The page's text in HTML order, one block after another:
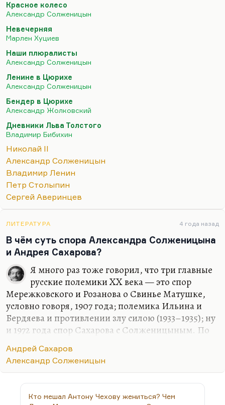
«Любите персонажей, иначе вы наживёте крупные
неприятности»
. Это не значит, что его надо
любить как человека и одобрять.
Солженицын любит Николая, потому что
Николай иллюстрирует его любимую мысль.
Любимая мысль Солженицына очень проста. И
вообще не нужно Солженицына расценивать,
оценивать только по его поздней публицистике.
Он довольно много наговорил. Как всякий
крупный писатель,…
Красное колесо
Александр Солженицын
Невечерняя
Марлен Хуциев
Наши плюралисты
Александр Солженицын
Ленине в Цюрихе
Александр Солженицын
Бендер в Цюрихе
Александр Жолковский
Дневники Льва Толстого
Владимир Бибихин
Николай II
Александр Солженицын
Владимир Ленин
Петр Столыпин
Сергей Аверинцев
ЛИТЕРАТУРА 4 года назад
В чём суть спора Александра Солженицына
и Андрея Сахарова?
Я много раз тоже говорил, что три главные
русские полемики XX века — это спор
Мережковского и Розанова о Свинье Матушке,
условно говоря, 1907 года; полемика Ильина и
Бердяева и противлении злу силою (1933–1935); ну
и 1972 года спор Сахарова с Солженицыным. По
Первое — естественно, Солженицын полагает
необходимым после очередного поражения
реформ в России… Как всегда, повторяются и
«Вехи» абсолютно точно. Коллективные
Андрей Сахаров
Александр Солженицын
Кто мешал Антону Чехову жениться? Чем